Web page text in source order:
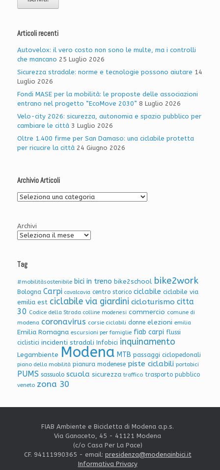
Articoli recenti
Autovelox: il vero costo non sono le multe, ma i controlli
che mancano 25 Luglio 2026
Sicurezza stradale: norme e tecnologie possono aiutare 14
Luglio 2026
Fondi MASE per la mobilità: le proposte delle associazioni
entrano nel progetto “EcoMove 2030” 8 Luglio 2026
Velo-city 2026: sicurezza, autonomia e spazio pubblico per
cambiare le città 3 Luglio 2026
Oltre 1.400 firme per San Damaso: una ciclabile protetta
per ricucire la città 24 Giugno 2026
Archivio Articoli
Archivio
Archivi
Tag
#mobilitàsostenibile bici in treno bike2school bike2work
Bologna Carpi cavalcavia centro storico ciclabile ciclabile via
emilia est ciclabile via giardini cicloturismo citta
30 Codice della Strada colline modenesi commercio comune di
modena coronavirus corsie ciclabili donne elezioni emilia
Emilia Romagna escursioni per famiglie fiab carpi flussi
ciclistici incidenti stradali Infobici inquinamento
Legambiente Modena MTB passaggi ciclopedonali
piano della mobilità pianura modenese piste ciclabili portabici
PUMS sassuolo scuola sicurezza traffico trasporto pubblico
veneto zona 30
FIAB Ambiente e Bicicletta di Modena a.p.s.
Via Ganaceto, 45 - 41121 Modena
(c/o Casa Per La Pace)
CF. 94111990365 - email: presidenza@modenainbici.it
Informativa Privacy